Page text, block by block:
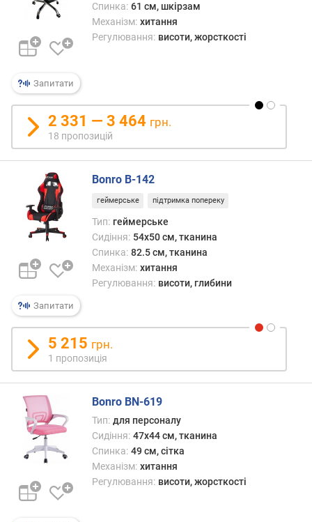
Запитати
Спинка: 61 см, шкірзам
Механізм: хитання
Регулювання: висоти, жорсткості
2 331 — 3 464 грн.
18 пропозицій
Запитати
Bonro B-142
геймерське підтримка попереку
Тип: геймерське
Сидіння: 54x50 см, тканина
Спинка: 82.5 см, тканина
Механізм: хитання
Регулювання: висоти, глибини
5 215 грн.
1 пропозиція
Bonro BN-619
Тип: для персоналу
Сидіння: 47x44 см, тканина
Спинка: 49 см, сітка
Механізм: хитання
Регулювання: висоти, жорсткості